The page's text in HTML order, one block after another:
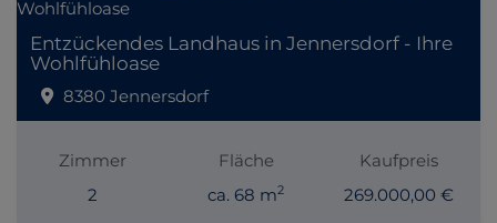
Entzückendes Landhaus in Jennersdorf - Ihre
Wohlfühloase
8380 Jennersdorf
Zimmer
2
Fläche
ca. 68 m2
Kaufpreis
269.000,00 €